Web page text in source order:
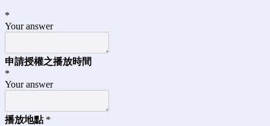
*
Your answer
申請授權之播放時間
*
Your answer
播放地點*